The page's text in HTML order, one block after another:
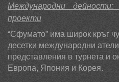
Международни
проекти
“Сфумато” има широк кръг
десетки международни
представления в турнета и
Европа, Япония и Корея.